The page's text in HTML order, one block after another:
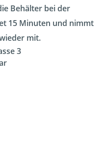
Behälter bei der
15 Minuten und nimmt
mit.
3